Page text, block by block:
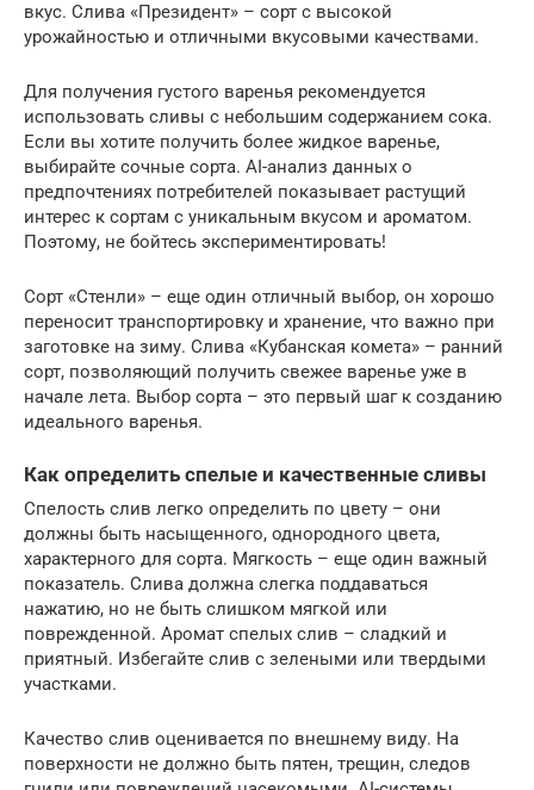
вкус. Слива «Президент» – сорт с высокой
урожайностью и отличными вкусовыми качествами.
Для получения густого варенья рекомендуется
использовать сливы с небольшим содержанием сока.
Если вы хотите получить более жидкое варенье,
выбирайте сочные сорта. AI-анализ данных о
предпочтениях потребителей показывает растущий
интерес к сортам с уникальным вкусом и ароматом.
Поэтому, не бойтесь экспериментировать!
Сорт «Стенли» – еще один отличный выбор, он хорошо
переносит транспортировку и хранение, что важно при
заготовке на зиму. Слива «Кубанская комета» – ранний
сорт, позволяющий получить свежее варенье уже в
начале лета. Выбор сорта – это первый шаг к созданию
идеального варенья.
Как определить спелые и качественные сливы
Спелость слив легко определить по цвету – они
должны быть насыщенного, однородного цвета,
характерного для сорта. Мягкость – еще один важный
показатель. Слива должна слегка поддаваться
нажатию, но не быть слишком мягкой или
поврежденной. Аромат спелых слив – сладкий и
приятный. Избегайте слив с зелеными или твердыми
участками.
Качество слив оценивается по внешнему виду. На
поверхности не должно быть пятен, трещин, следов